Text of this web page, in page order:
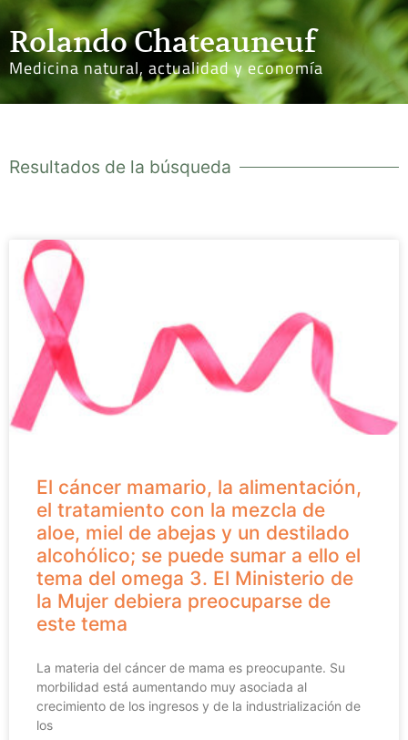
Rolando Chateauneuf
Medicina natural, actualidad y economía
Resultados de la búsqueda
El cáncer mamario, la alimentación,
el tratamiento con la mezcla de
aloe, miel de abejas y un destilado
alcohólico; se puede sumar a ello el
tema del omega 3. El Ministerio de
la Mujer debiera preocuparse de
este tema
La materia del cáncer de mama es preocupante. Su
morbilidad está aumentando muy asociada al
crecimiento de los ingresos y de la industrialización de
los